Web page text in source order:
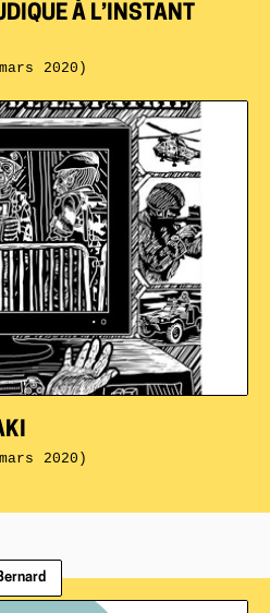
2020)
À L’INSTANT
2020)